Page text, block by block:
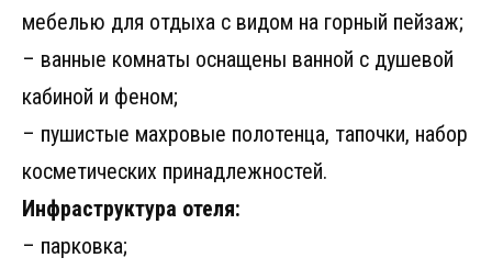
мебелью для отдыха с видом на горный пейзаж;
– ванные комнаты оснащены ванной с душевой
кабиной и феном;
– пушистые махровые полотенца, тапочки, набор
косметических принадлежностей.
Инфраструктура отеля:
– парковка;